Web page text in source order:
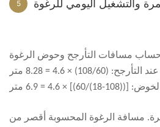
5 والتشغيل اليومي للرغوة
(108/60) × 4.6 = 8.28 متر
× 4.6 = 6.9 متر
مسافة الرغوة المحسوبة أقصر من